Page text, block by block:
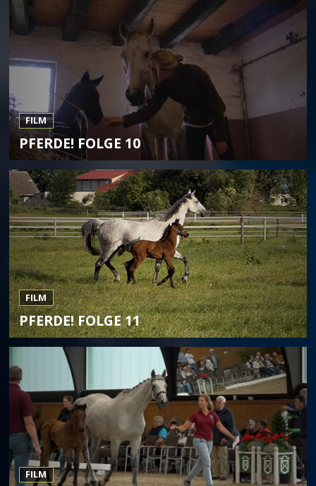
FILM
PFERDE! FOLGE 10
FILM
PFERDE! FOLGE 11
FILM